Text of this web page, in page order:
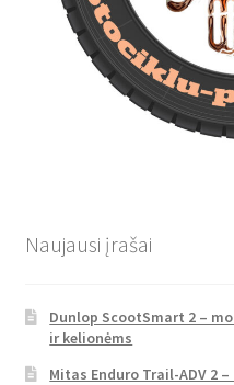
Naujausi įrašai
Dunlop ScootSmart 2 –
ir kelionėms
Mitas Enduro Trail-ADV 2